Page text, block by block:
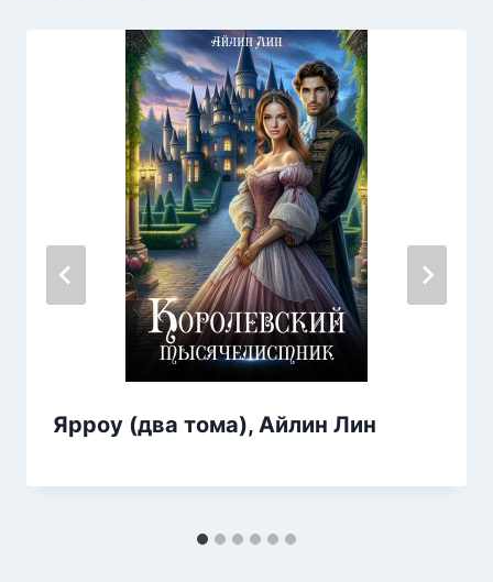
Ярроу (два тома), Айлин Лин